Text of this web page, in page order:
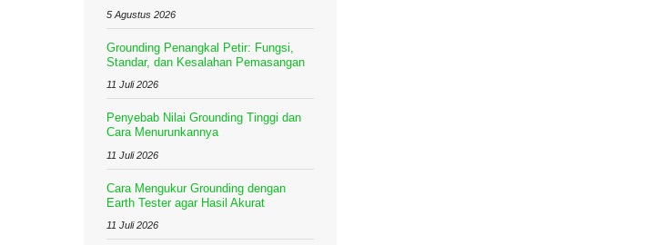
5 Agustus 2026
Grounding Penangkal Petir: Fungsi,
Standar, dan Kesalahan Pemasangan
11 Juli 2026
Penyebab Nilai Grounding Tinggi dan
Cara Menurunkannya
11 Juli 2026
Cara Mengukur Grounding dengan
Earth Tester agar Hasil Akurat
11 Juli 2026